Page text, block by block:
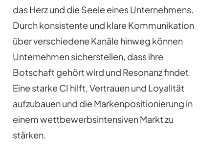
das Herz und die Seele eines Unternehmens.
Durch konsistente und klare Kommunikation
über verschiedene Kanäle hinweg können
Unternehmen sicherstellen, dass ihre
Botschaft gehört wird und Resonanz findet.
Eine starke CI hilft, Vertrauen und Loyalität
aufzubauen und die Markenpositionierung in
einem wettbewerbsintensiven Markt zu
stärken.